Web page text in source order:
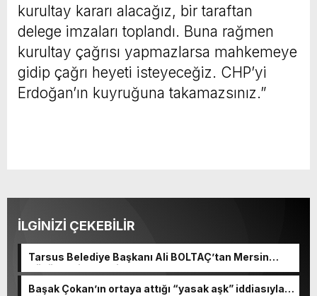
kurultay kararı alacağız, bir taraftan
delege imzaları toplandı. Buna rağmen
kurultay çağrısı yapmazlarsa mahkemeye
gidip çağrı heyeti isteyeceğiz. CHP’yi
Erdoğan’ın kuyruğuna takamazsınız.”
İLGİNİZİ ÇEKEBİLİR
Tarsus Belediye Başkanı Ali BOLTAÇ’tan Mersin
Büyükşehir Belediye Başkanı Ve TBB Başkanı Vahap
Belediyeler Birliği Başkanı ve Mersin Büyükşehir
Başak Çokan’ın ortaya attığı “yasak aşk” iddiasıyla